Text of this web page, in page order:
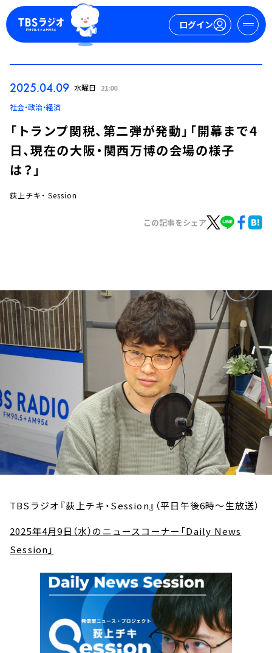
ログイン
イベント・グッズ
YouTube
会社情報
2025.04.09 水曜日 21:00
社会・政治・経済
「トランプ関税、第二弾が発動」「開幕まで4
日、現在の大阪・関西万博の会場の様子
は？」
荻上チキ・ Session
この記事をシェア
TBSラジオ『荻上チキ・Session』（平日午後6時～生放送）
2025年4月9日（水）のニュースコーナー「Daily News
Session」